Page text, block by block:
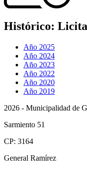
Histórico:
Año 2025
Año 2024
Año 2023
Año 2022
Año 2020
Año 2019
2026 - Municipalidad de
Sarmiento 51
CP: 3164
General Ramírez